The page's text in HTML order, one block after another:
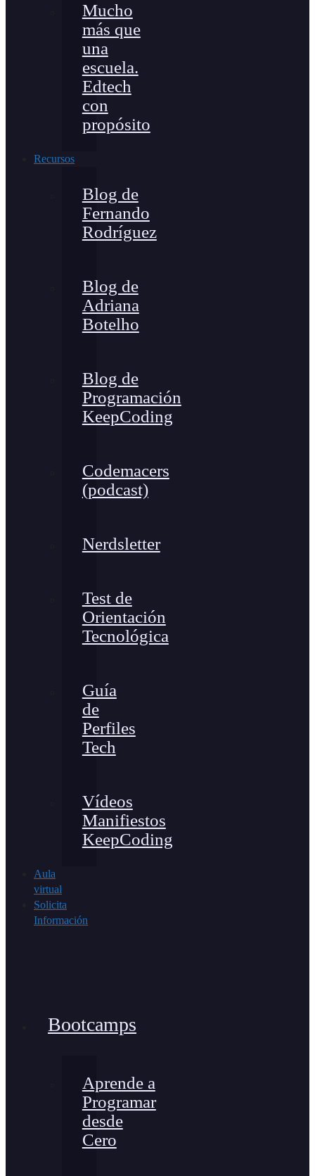
Mucho
más que
una
escuela.
Edtech
con
propósito
Recursos
Blog de
Fernando
Rodríguez
Blog de
Adriana
Botelho
Blog de
Programación
KeepCoding
Codemacers
(podcast)
Nerdsletter
Test de
Orientación
Tecnológica
Guía
de
Perfiles
Tech
Vídeos
Manifiestos
KeepCoding
Aula
virtual
Solicita
Información
Bootcamps
Aprende a
Programar
desde
Cero